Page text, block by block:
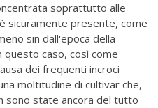
soprattutto alle
sicuramente presente, come
sin dall'epoca della
questo caso, così come
dei frequenti incroci
moltitudine di cultivar che,
sono state ancora del tutto